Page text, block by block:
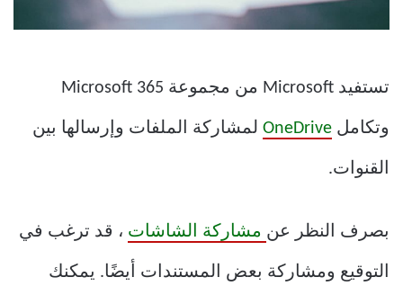
تستفيد Microsoft من مجموعة Microsoft 365
وتكامل OneDrive لمشاركة الملفات وإرسالها بين
القنوات.
بصرف النظر عن مشاركة الشاشات ، قد ترغب في
التوقيع ومشاركة بعض المستندات أيضًا. يمكنك